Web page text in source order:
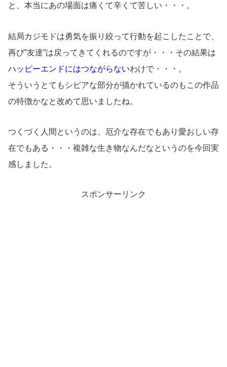
と、本当にあの場面は痛くて辛くて苦しい・・・。
結局カジモドは勇気を振り絞って行動を起こしたことで、
再び”友達”は戻ってきてくれるのですが・・・その結果は
ハッピーエンドにはつながらないわけで・・・。
そういうとてもシビアな部分が描かれているのもこの作品
の特徴かなと改めて思いましたね。
つくづく人間というのは、厄介な存在でもあり愛おしい存
在でもある・・・複雑な生き物なんだなというのを今回実
感しました。
スポンサーリンク